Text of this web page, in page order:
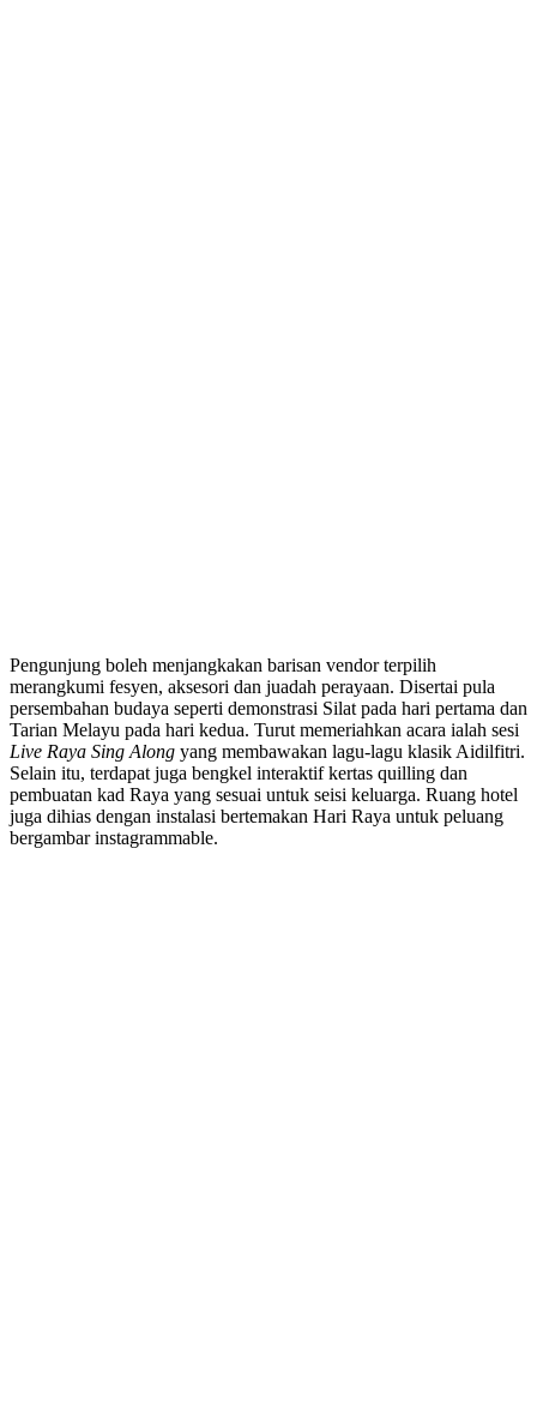
Pengunjung boleh menjangkakan barisan vendor terpilih
merangkumi fesyen, aksesori dan juadah perayaan. Disertai pula
persembahan budaya seperti demonstrasi Silat pada hari pertama dan
Tarian Melayu pada hari kedua. Turut memeriahkan acara ialah sesi
Live Raya Sing Along yang membawakan lagu-lagu klasik Aidilfitri.
Selain itu, terdapat juga bengkel interaktif kertas quilling dan
pembuatan kad Raya yang sesuai untuk seisi keluarga. Ruang hotel
juga dihias dengan instalasi bertemakan Hari Raya untuk peluang
bergambar instagrammable.